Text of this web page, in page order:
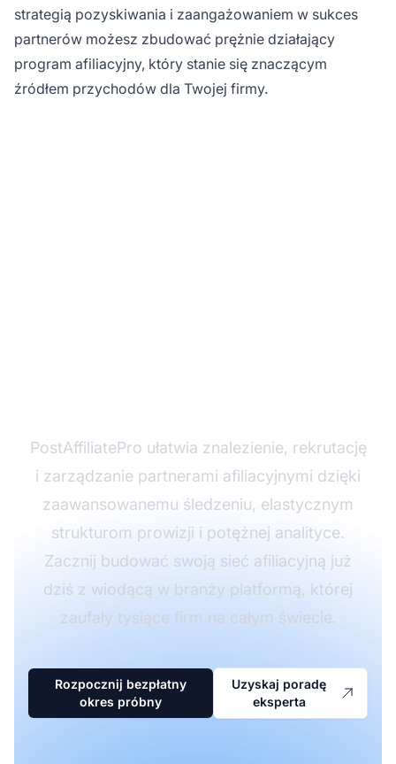
strategią pozyskiwania i zaangażowaniem w sukces
partnerów możesz zbudować prężnie działający
program afiliacyjny, który stanie się znaczącym
źródłem przychodów dla Twojej firmy.
PostAffiliatePro ułatwia znalezienie, rekrutację
i zarządzanie partnerami afiliacyjnymi dzięki
zaawansowanemu śledzeniu, elastycznym
strukturom prowizji i potężnej analityce.
Zacznij budować swoją sieć afiliacyjną już
dziś z wiodącą w branży platformą, której
zaufały tysiące firm na całym świecie.
Rozpocznij bezpłatny
okres próbny
Uzyskaj poradę
eksperta